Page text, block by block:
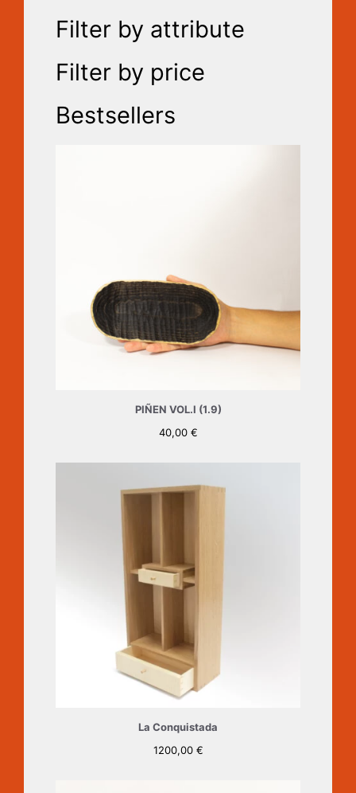
Filter by attribute
Filter by price
Bestsellers
PIÑEN VOL.I (1.9)
40,00 €
La Conquistada
1200,00 €